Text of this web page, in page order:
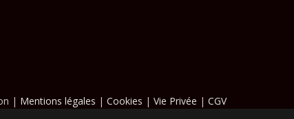
| Mentions légales | Cookies | Vie Privée | CGV